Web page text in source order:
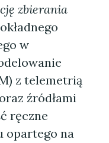
zbierania
w
z telemetrią
źródłami
ręczne
opartego na